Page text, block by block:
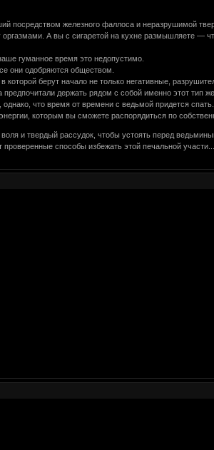
железного фаллоса и неразрушимой
А вы с сигаретой на кухне размышляете —
гуманное время это недопустимо.
они одобряются обществом.
берут начало не только негативные,
держать рядом с собой именно этот тип
что время от времени с ведьмой придется
которым вы сможете распорядиться по
твердый рассудок, чтобы устоять перед
способы избежать этой печальной